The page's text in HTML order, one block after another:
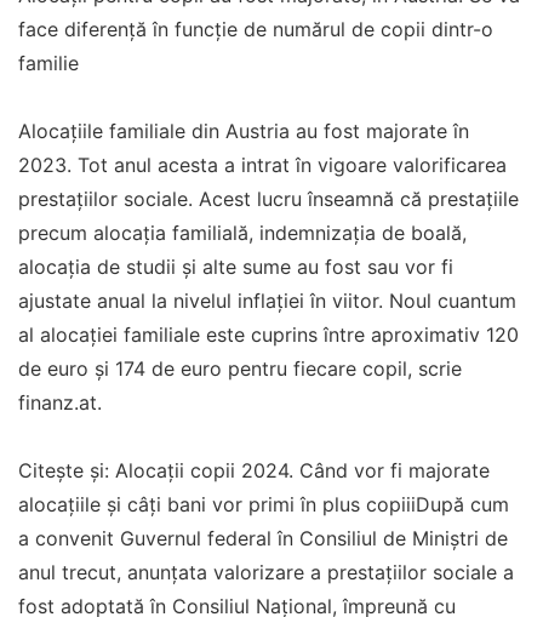
face diferență în funcție de numărul de copii dintr-o
familie
Alocațiile familiale din Austria au fost majorate în
2023. Tot anul acesta a intrat în vigoare valorificarea
prestațiilor sociale. Acest lucru înseamnă că prestațiile
precum alocația familială, indemnizația de boală,
alocația de studii și alte sume au fost sau vor fi
ajustate anual la nivelul inflației în viitor. Noul cuantum
al alocației familiale este cuprins între aproximativ 120
de euro și 174 de euro pentru fiecare copil, scrie
finanz.at.
Citește și: Alocaţii copii 2024. Când vor fi majorate
alocațiile și câți bani vor primi în plus copiiiDupă cum
a convenit Guvernul federal în Consiliul de Miniștri de
anul trecut, anunțata valorizare a prestațiilor sociale a
fost adoptată în Consiliul Național, împreună cu